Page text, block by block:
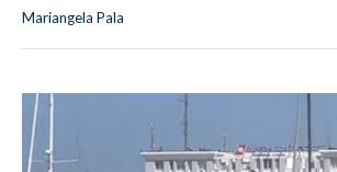
Mariangela Pala